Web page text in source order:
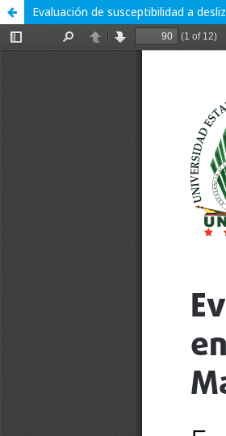
Evaluación de susceptibilidad a